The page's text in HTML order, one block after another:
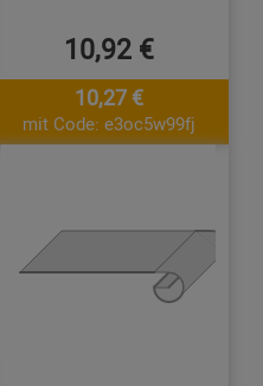
10,92 €
10,27 €
mit Code: e3oc5w99fj